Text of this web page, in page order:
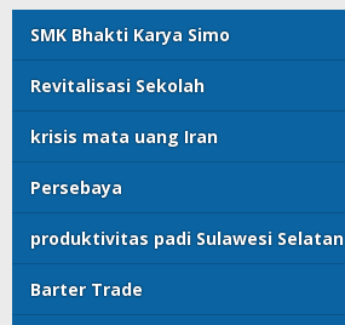
SMK Bhakti Karya Simo
Revitalisasi Sekolah
krisis mata uang Iran
Persebaya
produktivitas padi Sulawesi Selatan
Barter Trade